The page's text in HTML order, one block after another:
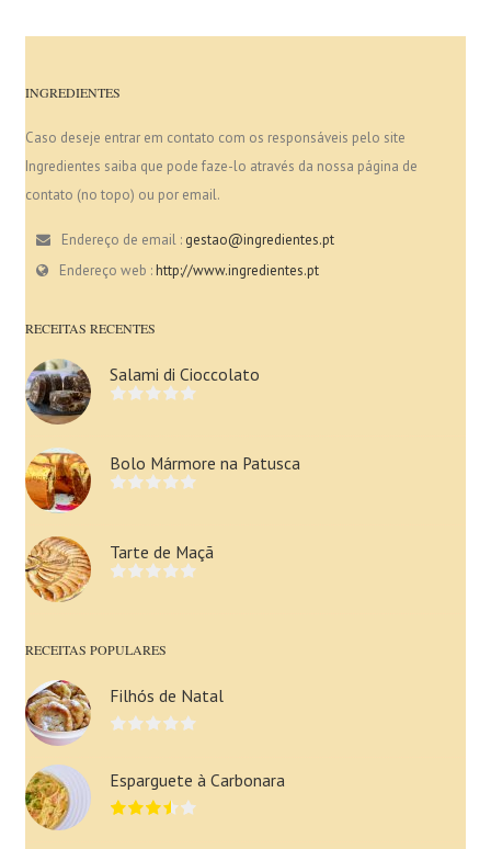
INGREDIENTES
Caso deseje entrar em contato com os responsáveis pelo site
Ingredientes saiba que pode faze-lo através da nossa página de
contato (no topo) ou por email.
Endereço de email : gestao@ingredientes.pt
Endereço web :http://www.ingredientes.pt
RECEITAS RECENTES
Salami di Cioccolato
Bolo Mármore na Patusca
Tarte de Maçã
RECEITAS POPULARES
Filhós de Natal
Esparguete à Carbonara